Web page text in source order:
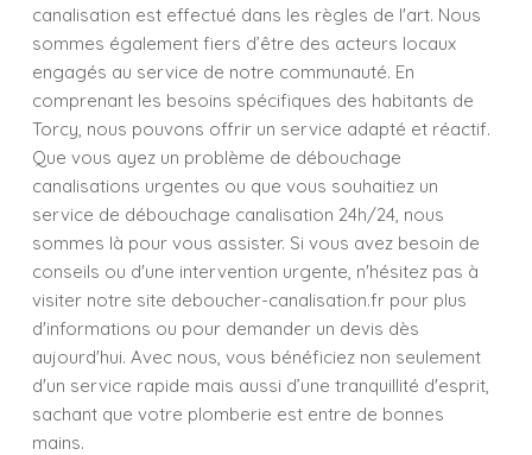
canalisation est effectué dans les règles de l'art. Nous
sommes également fiers d’être des acteurs locaux
engagés au service de notre communauté. En
comprenant les besoins spécifiques des habitants de
Torcy, nous pouvons offrir un service adapté et réactif.
Que vous ayez un problème de débouchage
canalisations urgentes ou que vous souhaitiez un
service de débouchage canalisation 24h/24, nous
sommes là pour vous assister. Si vous avez besoin de
conseils ou d'une intervention urgente, n'hésitez pas à
visiter notre site deboucher-canalisation.fr pour plus
d'informations ou pour demander un devis dès
aujourd'hui. Avec nous, vous bénéficiez non seulement
d'un service rapide mais aussi d’une tranquillité d'esprit,
sachant que votre plomberie est entre de bonnes
mains.